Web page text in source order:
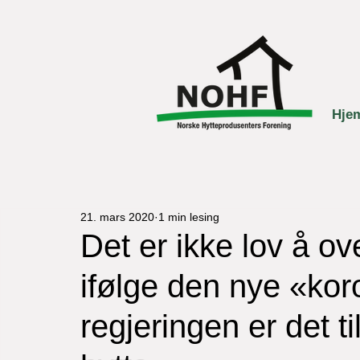
Det er ikke lov å
ifølge den nye
regjeringen er det
21. mars 2020 1 min lesing